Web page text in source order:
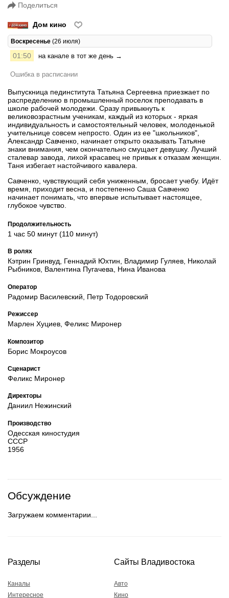
Поделиться
Дом кино
Воскресенье (26 июля)
01:50 на канале в тот же день →
Ошибка в расписании
Выпускница пединститута Татьяна Сергеевна приезжает по
распределению в промышленный поселок преподавать в
школе рабочей молодежи. Сразу привыкнуть к
великовозрастным ученикам, каждый из которых - яркая
индивидуальность и самостоятельный человек, молоденькой
учительнице совсем непросто. Один из ее "школьников",
Александр Савченко, начинает открыто оказывать Татьяне
знаки внимания, чем окончательно смущает девушку. Лучший
сталевар завода, лихой красавец не привык к отказам женщин.
Таня избегает настойчивого кавалера.
Савченко, чувствующий себя униженным, бросает учебу. Идёт
время, приходит весна, и постепенно Саша Савченко
начинает понимать, что впервые испытывает настоящее,
глубокое чувство.
Продолжительность
1 час 50 минут (110 минут)
В ролях
Кэтрин Гринвуд, Геннадий Юхтин, Владимир Гуляев, Николай
Рыбников, Валентина Пугачева, Нина Иванова
Оператор
Радомир Василевский, Петр Тодоровский
Режиссер
Марлен Хуциев, Феликс Миронер
Композитор
Борис Мокроусов
Сценарист
Феликс Миронер
Директоры
Даниил Нежинский
Производство
Одесская киностудия
СССР
1956
Обсуждение
Загружаем комментарии...
Разделы
Каналы
Интересное
Сайты Владивостока
Авто
Кино